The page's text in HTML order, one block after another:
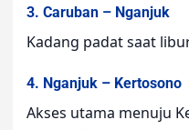
3. Caruban – Nganjuk
Kadang padat saat
4. Nganjuk – Kertosono
Akses utama menuju